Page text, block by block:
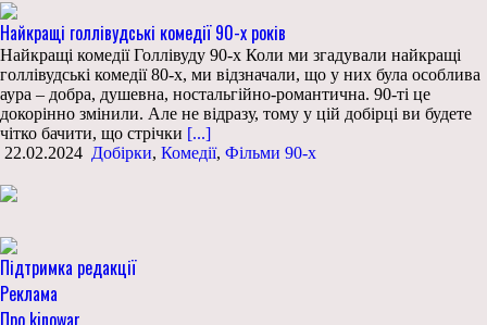
Найкращі голлівудські комедії 90-х років
Найкращі комедії Голлівуду 90-х Коли ми згадували найкращі
голлівудські комедії 80-х, ми відзначали, що у них була особлива
аура – добра, душевна, ностальгійно-романтична. 90-ті це
докорінно змінили. Але не відразу, тому у цій добірці ви будете
чітко бачити, що стрічки [...]
22.02.2024 Добірки, Комедії, Фільми 90-х
Підтримка редакції
Реклама